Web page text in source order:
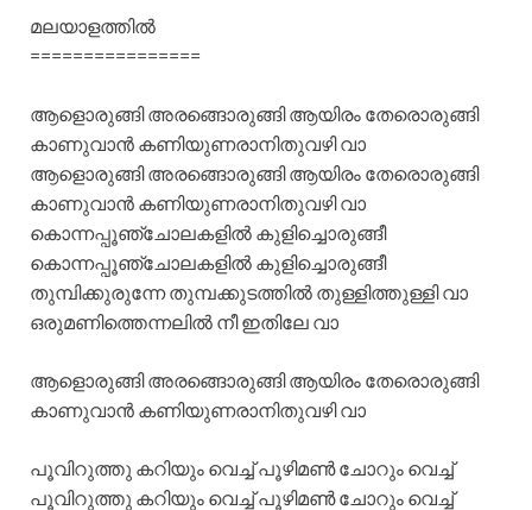
മലയാളത്തില്‍
================
ആളൊരുങ്ങി അരങ്ങൊരുങ്ങി ആയിരം തേരൊരുങ്ങി
കാണുവാന്‍ കണിയുണരാനിതുവഴി വാ
ആളൊരുങ്ങി അരങ്ങൊരുങ്ങി ആയിരം തേരൊരുങ്ങി
കാണുവാന്‍ കണിയുണരാനിതുവഴി വാ
കൊന്നപ്പൂഞ്ചോലകളില്‍ കുളിച്ചൊരുങ്ങീ
കൊന്നപ്പൂഞ്ചോലകളില്‍ കുളിച്ചൊരുങ്ങീ
തുമ്പിക്കുരുന്നേ തുമ്പക്കുടത്തില്‍ തുള്ളിത്തുള്ളി വാ‍
ഒരുമണിത്തെന്നലില്‍ നീ ഇതിലേ വാ
ആളൊരുങ്ങി അരങ്ങൊരുങ്ങി ആയിരം തേരൊരുങ്ങി
കാണുവാന്‍ കണിയുണരാനിതുവഴി വാ
പൂവിറുത്തു കറിയും വെച്ച് പൂഴിമണ്‍ ചോറും വെച്ച്
പൂവിറുത്തു കറിയും വെച്ച് പൂഴിമണ്‍ ചോറും വെച്ച്